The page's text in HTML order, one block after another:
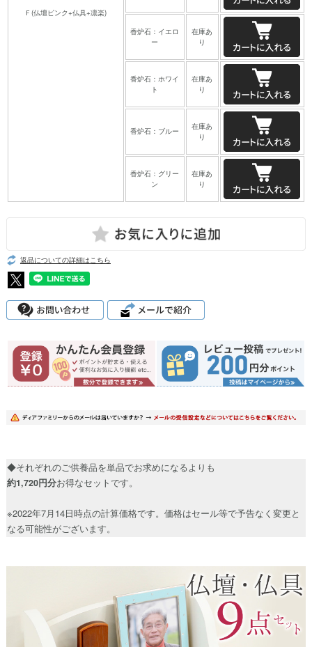
Ｆ(仏壇ピンク+仏具+凛楽)
香炉石：イエロ
ー
在庫あ
り
香炉石：ホワイ
ト
在庫あ
り
香炉石：ブルー
在庫あ
り
香炉石：グリー
ン
在庫あ
り
返品についての詳細はこちら
◆それぞれのご供養品を単品でお求めになるよりも
約1,720円分お得なセットです。
※2022年7月14日時点の計算価格です。価格はセール等で予告なく変更と
なる可能性がございます。